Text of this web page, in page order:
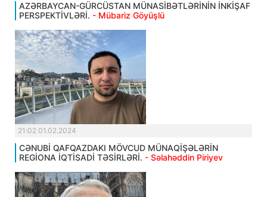
AZƏRBAYCAN-GÜRCÜSTAN MÜNASİBƏTLƏRİNİN İNKİŞAF
PERSPEKTİVLƏRİ. - Mübariz Göyüşlü
21:02 01.02.2024
CƏNUBİ QAFQAZDAKI MÖVCUD MÜNAQİŞƏLƏRİN
REGİONA İQTİSADİ TƏSİRLƏRİ. - Səlahəddin Piriyev